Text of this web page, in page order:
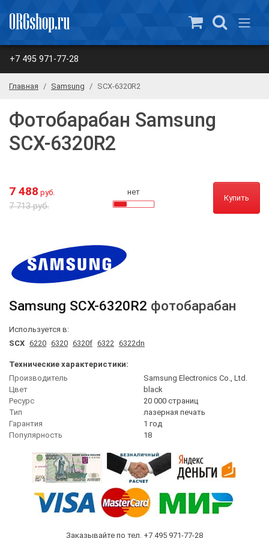
+7 495 971-77-28
Главная Samsung SCX-6320R2
Фотобарабан Samsung
SCX-6320R2
7 488 руб.
7 713 руб.
нет
Купить
Samsung SCX-6320R2 фотобарабан
Используется в:
SCX 6220 6320 6320f 6322 6322dn
Технические характеристики:
Производитель
Samsung Electronics Co., Ltd.
Цвет
black
Ресурс
20 000 страниц
Тип
лазерная печать
Гарантия
1 год
Популярность
18
Заказывайте по тел. +7 495 971-77-28